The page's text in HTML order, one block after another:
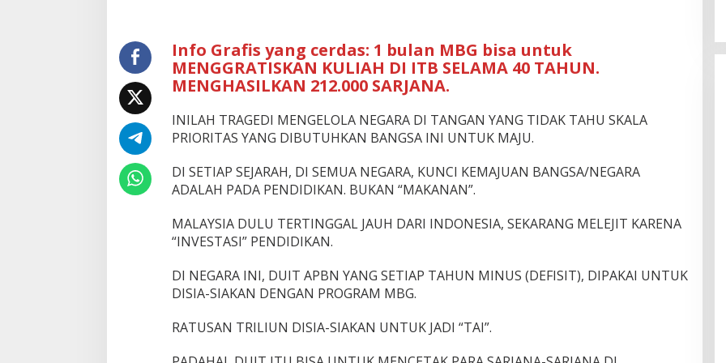
ITB
SELAMA
40
Info Grafis yang cerdas: 1 bulan MBG bisa untuk
MENGGRATISKAN KULIAH DI ITB SELAMA 40 TAHUN.
MENGHASILKAN 212.000 SARJANA.
INILAH TRAGEDI MENGELOLA NEGARA DI TANGAN YANG TIDAK TAHU SKALA
PRIORITAS YANG DIBUTUHKAN BANGSA INI UNTUK MAJU.
DI SETIAP SEJARAH, DI SEMUA NEGARA, KUNCI KEMAJUAN BANGSA/NEGARA
ADALAH PADA PENDIDIKAN. BUKAN “MAKANAN”.
MALAYSIA DULU TERTINGGAL JAUH DARI INDONESIA, SEKARANG MELEJIT KARENA
“INVESTASI” PENDIDIKAN.
DI NEGARA INI, DUIT APBN YANG SETIAP TAHUN MINUS (DEFISIT), DIPAKAI UNTUK
DISIA-SIAKAN DENGAN PROGRAM MBG.
RATUSAN TRILIUN DISIA-SIAKAN UNTUK JADI “TAI”.